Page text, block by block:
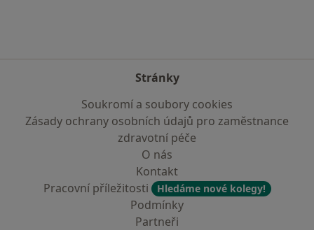
Stránky
Soukromí a soubory cookies
Zásady ochrany osobních údajů pro zaměstnance
zdravotní péče
O nás
Kontakt
Pracovní příležitosti
Hledáme nové kolegy!
Podmínky
Partneři